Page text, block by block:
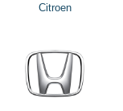
Citroen